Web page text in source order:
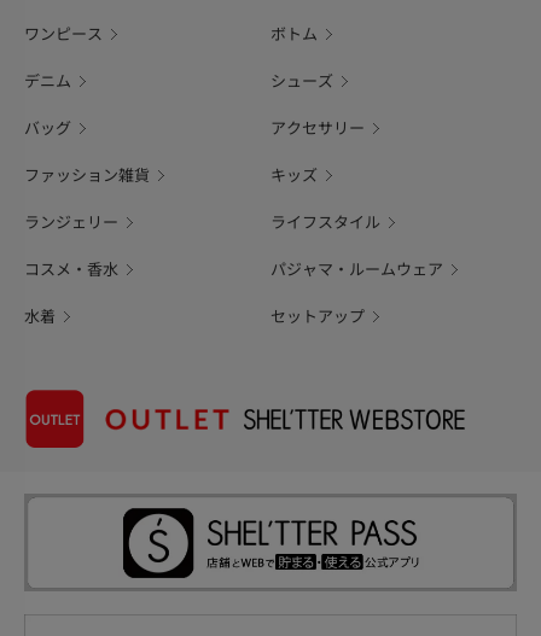
ワンピース ボトム
デニム シューズ
バッグ アクセサリー
ファッション雑貨 キッズ
ランジェリー ライフスタイル
コスメ・香水 パジャマ・ルームウェア
水着 セットアップ